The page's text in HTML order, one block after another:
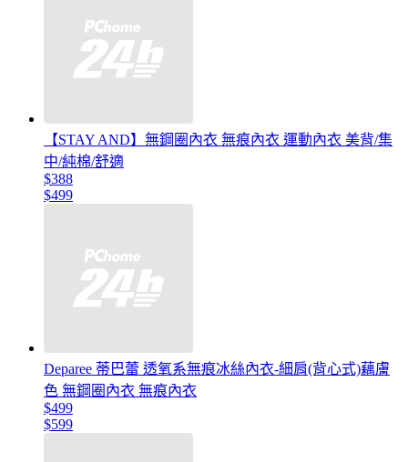
【STAY AND】無鋼圈內衣 無痕內衣 運動內衣 美背/集
中/純棉/舒適
$388
$499
Deparee 蒂巴蕾 透氧系無痕冰絲內衣-細肩(背心式)藕膚
色 無鋼圈內衣 無痕內衣
$499
$599